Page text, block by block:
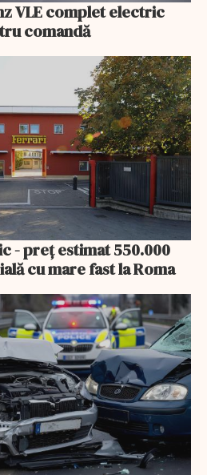
VLE complet electric
comandă
- preț estimat 550.000
cu mare fast la Roma